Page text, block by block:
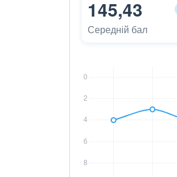
145,43
Середній бал